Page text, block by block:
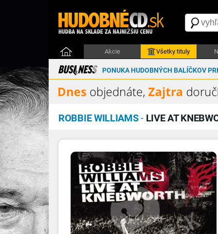
Akcie Všetky tituly
PONUKA HUDOBNÝCH BALÍČKOV
ROBBIE WILLIAMS- LIVE AT